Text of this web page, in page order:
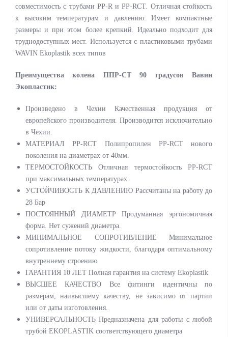
совместимость с трубами PP-R и PP-RCT. Отличная стойкость
к высоким температурам и давлению. Имеет компактные
размеры и при этом более крепкий. Идеально подходит для
труднодоступных мест. Используется с пластиковыми трубами
WAVIN Ekoplastik всех типов
Преимущества колена ППР-СТ 90 градусов Вавин
Экопластик:
Произведено в Чехии Качественная продукция от
европейского производителя. Производится исключительно
в Чехии.
МАТЕРИАЛ PP-RCT Полипропилен PP-RCT нового
поколения на диаметрах от 40мм.
ТЕРМОСТОЙКОСТЬ Отличная термостойкость PP-RCT
при максимальных температурах
УСТОЙЧИВОСТЬ К ДАВЛЕНИЮ Рассчитаны на работу до
28 Бар
ПОСТОЯННЫЙ ДИАМЕТР Продуманная эргономичная
форма. Нет сужений диаметра.
МИНИМАЛЬНОЕ СОПРОТИВЛЕНИЕ Минимальное
сопротивление потоку жидкости, благодаря оптимальному
внутреннему строению
ГАРАНТИЯ 10 ЛЕТ Полная гарантия на систему Ekoplastik
ВЫСШЕЕ КАЧЕСТВО Все фитинги идентичны по
размерам, наивысшему качеству, не зависимо от партии
или от даты изготовления.
УНИВЕРСАЛЬНОСТЬ Предназначена для работы с любой
трубой EKOPLASTIK соответствующего диаметра